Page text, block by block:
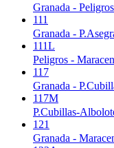
Granada -
111
Granada -
111L
Peligros -
117
Granada -
117M
P.Cubillas-
121
Granada -